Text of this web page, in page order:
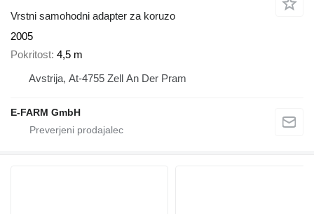
Vrstni samohodni adapter za koruzo
2005
Pokritost 4,5 m
Avstrija, At-4755 Zell An Der Pram
E-FARM GmbH